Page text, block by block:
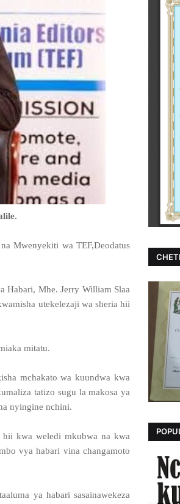
Mwenyekiti wa TEF,Deodatus
Habari, Mhe. Jerry William Slaa
utekelezaji wa sheria hii
mitatu.
mchakatowa kuundwa kwa
tatizo sugu la makosa ya
nyingine nchini.
hii kwaweledi mkubwa na kwa
vya habari vinachangamoto
ya habari sasainawekeza
CHETI